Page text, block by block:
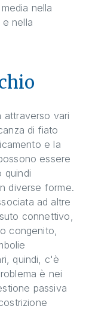
nella
e nella
attraverso vari
di fiato
e la
essere
quindi
diverse forme.
ad altre
connettivo,
congenito,
quindi, c'è
è nei
passiva